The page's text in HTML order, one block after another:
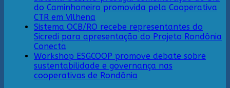
do Caminhoneiro promovida pela Cooperativa
CTR em Vilhena
Sistema OCB/RO recebe representantes do
Sicredi para apresentação do Projeto Rondônia
Conecta
Workshop ESGCOOP promove debate sobre
sustentabilidade e governança nas
cooperativas de Rondônia